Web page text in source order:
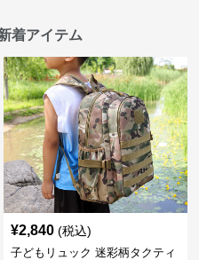
着アイテム
¥2,840 (税込)
子どもリュック 迷彩柄タクティ